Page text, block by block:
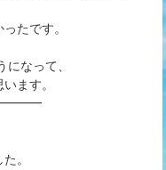
たです。
なって、
ます。
。